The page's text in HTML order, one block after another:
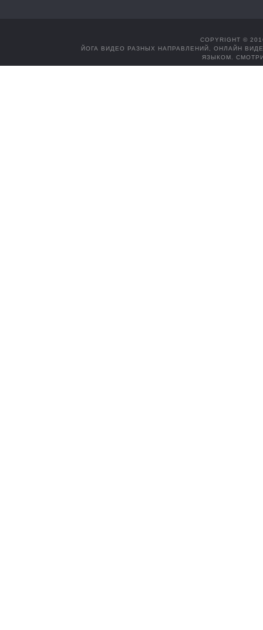
COPYRIGHT ©
ЙОГА ВИДЕО РАЗНЫХ НАПРАВЛЕНИЙ, ОНЛАЙН
ЯЗЫКОМ.